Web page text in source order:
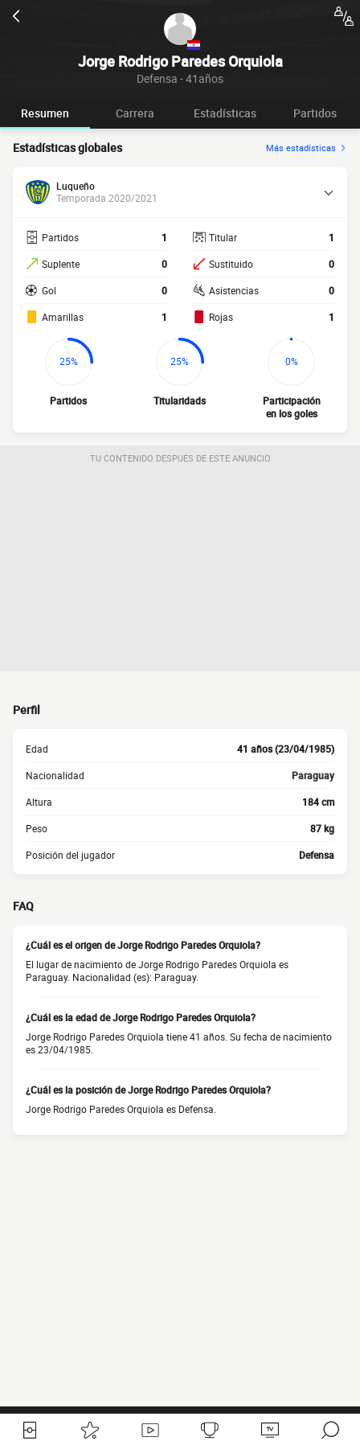
Jorge Rodrigo Paredes Orquiola
Defensa - 41años
Resumen Carrera Estadísticas Partidos
Estadísticas globales Más estadísticas
Luqueño
Temporada 2020/2021
Partidos 1
Suplente 0
Gol 0
Amarillas 1
Titular 1
Sustituido 0
Asistencias 0
Rojas 1
25%
Partidos
25%
Titularidads
0%
Participación
en los goles
TU CONTENIDO DESPUÉS DE ESTE ANUNCIO
Perfil
Edad 41 años (23/04/1985)
Nacionalidad Paraguay
Altura 184 cm
Peso 87 kg
Posición del jugador Defensa
FAQ
¿Cuál es el origen de Jorge Rodrigo Paredes Orquiola?
El lugar de nacimiento de Jorge Rodrigo Paredes Orquiola es
Paraguay. Nacionalidad (es): Paraguay.
¿Cuál es la edad de Jorge Rodrigo Paredes Orquiola?
Jorge Rodrigo Paredes Orquiola tiene 41 años. Su fecha de nacimiento
es 23/04/1985.
¿Cuál es la posición de Jorge Rodrigo Paredes Orquiola?
Jorge Rodrigo Paredes Orquiola es Defensa.